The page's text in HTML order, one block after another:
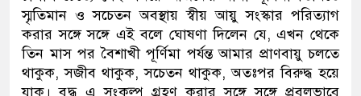
স্মৃতিমান ও সচেতন অবস্থায় স্বীয় আয়ু সংস্কার পরিত্যাগ
করার সঙ্গে সঙ্গে এই বলে ঘোষণা দিলেন যে, এখন থেকে
তিন মাস পর বৈশাখী পূর্ণিমা পর্যন্ত আমার প্রাণবায়ু চলতে
থাকুক, সজীব থাকুক, সচেতন থাকুক, অতঃপর বিরুদ্ধ হয়ে
যাক। বুদ্ধ এ সংকল্প গ্রহণ করার সঙ্গে সঙ্গে প্রবলভাবে